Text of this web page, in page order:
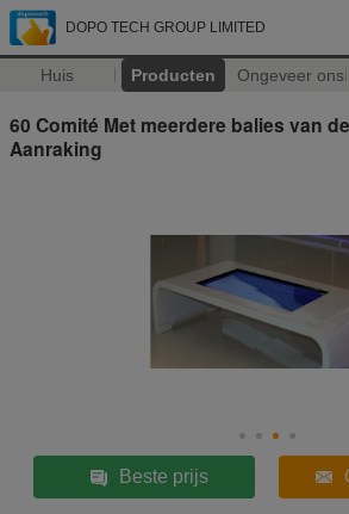
DOPO TECH GROUP LIMITED
Huis Producten Ongeveer ons
60 Comité Met meerdere balies van
Aanraking
Beste prijs